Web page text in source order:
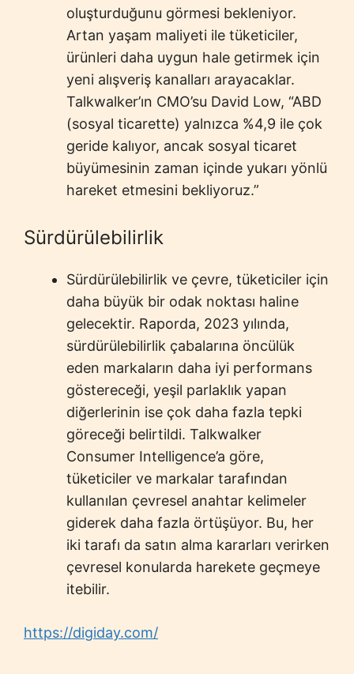
oluşturduğunu görmesi bekleniyor.
Artan yaşam maliyeti ile tüketiciler,
ürünleri daha uygun hale getirmek için
yeni alışveriş kanalları arayacaklar.
Talkwalker’ın CMO’su David Low, “ABD
(sosyal ticarette) yalnızca %4,9 ile çok
geride kalıyor, ancak sosyal ticaret
büyümesinin zaman içinde yukarı yönlü
hareket etmesini bekliyoruz.”
Sürdürülebilirlik
Sürdürülebilirlik ve çevre, tüketiciler için
daha büyük bir odak noktası haline
gelecektir. Raporda, 2023 yılında,
sürdürülebilirlik çabalarına öncülük
eden markaların daha iyi performans
göstereceği, yeşil parlaklık yapan
diğerlerinin ise çok daha fazla tepki
göreceği belirtildi. Talkwalker
Consumer Intelligence’a göre,
tüketiciler ve markalar tarafından
kullanılan çevresel anahtar kelimeler
giderek daha fazla örtüşüyor. Bu, her
iki tarafı da satın alma kararları verirken
çevresel konularda harekete geçmeye
itebilir.
https://digiday.com/